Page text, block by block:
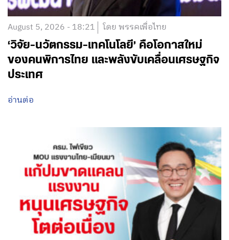
August 5, 2026 - 18:21 โดย พรรคเพื่อไทย
‘วิจัย-นวัตกรรม-เทคโนโลยี’ คือโอกาสใหม่
ของคนพิการไทย และพลังขับเคลื่อนเศรษฐกิจ
ประเทศ
อ่านต่อ